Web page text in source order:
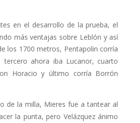
en el desarrollo de la prueba, el
más ventajas sobre Leblón y así
los 1700 metros, Pentapolin corría
tercero ahora iba Lucanor, cuarto
Horacio y último corría Borrón
de la milla, Mieres fue a tantear al
la punta, pero Velázquez ánimo